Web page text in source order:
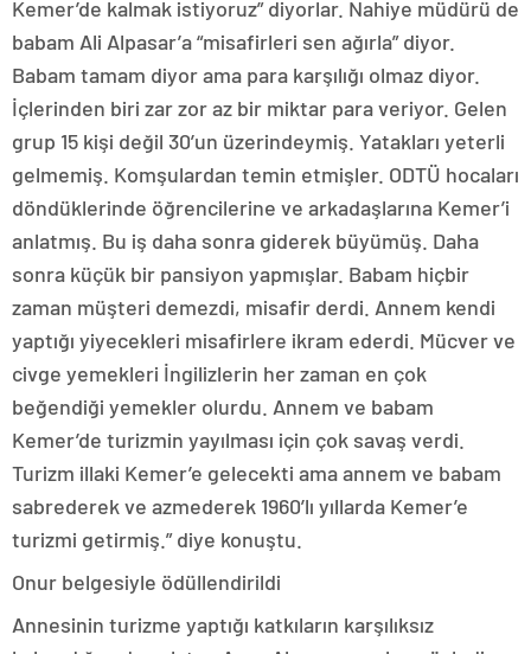
Kemer’de kalmak istiyoruz” diyorlar. Nahiye müdürü de
babam Ali Alpasar’a “misafirleri sen ağırla” diyor.
Babam tamam diyor ama para karşılığı olmaz diyor.
İçlerinden biri zar zor az bir miktar para veriyor. Gelen
grup 15 kişi değil 30’un üzerindeymiş. Yatakları yeterli
gelmemiş. Komşulardan temin etmişler. ODTÜ hocaları
döndüklerinde öğrencilerine ve arkadaşlarına Kemer’i
anlatmış. Bu iş daha sonra giderek büyümüş. Daha
sonra küçük bir pansiyon yapmışlar. Babam hiçbir
zaman müşteri demezdi, misafir derdi. Annem kendi
yaptığı yiyecekleri misafirlere ikram ederdi. Mücver ve
civge yemekleri İngilizlerin her zaman en çok
beğendiği yemekler olurdu. Annem ve babam
Kemer’de turizmin yayılması için çok savaş verdi.
Turizm illaki Kemer’e gelecekti ama annem ve babam
sabrederek ve azmederek 1960’lı yıllarda Kemer’e
turizmi getirmiş.” diye konuştu.
Onur belgesiyle ödüllendirildi
Annesinin turizme yaptığı katkıların karşılıksız